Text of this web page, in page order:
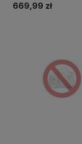
669,99 zł